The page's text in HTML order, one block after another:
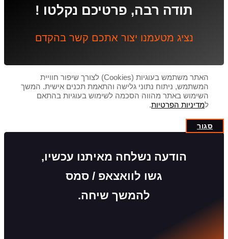
תודה רבה, פרטיכם נקלטו !
נציג מטעמנו יצור אתכם קשר בהקדם
האתר משתמש בעוגיות (Cookies) לצורך שיפור חוויית
המשתמש, ניתוח נתוני גלישה והתאמת תכנים אישית. המשך
השימוש באתר מהווה הסכמה לשימוש בעוגיות בהתאם
למדיניות הפרטיות.
סגור
הודעה נשלחה מאיתנו עכשיו,
גשו לוואצאפ / סמס
להמשך שיחה.